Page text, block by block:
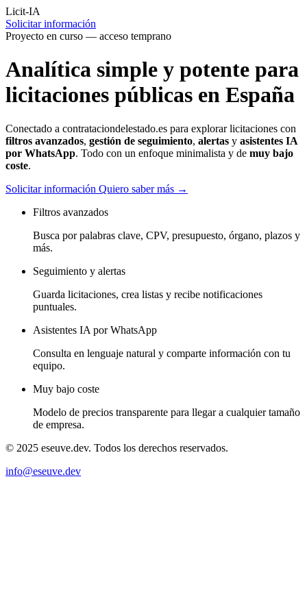
Licit-IA
Solicitar información
Proyecto en curso — acceso temprano
Analítica simple y potente para
licitaciones públicas en España
Conectado a contrataciondelestado.es para explorar licitaciones con
filtros avanzados, gestión de seguimiento, alertas y asistentes IA
por WhatsApp. Todo con un enfoque minimalista y de muy bajo
coste.
Solicitar información Quiero saber más →
Filtros avanzados
Busca por palabras clave, CPV, presupuesto, órgano, plazos y
más.
Seguimiento y alertas
Guarda licitaciones, crea listas y recibe notificaciones
puntuales.
Asistentes IA por WhatsApp
Consulta en lenguaje natural y comparte información con tu
equipo.
Muy bajo coste
Modelo de precios transparente para llegar a cualquier tamaño
de empresa.
© 2025 eseuve.dev. Todos los derechos reservados.
info@eseuve.dev